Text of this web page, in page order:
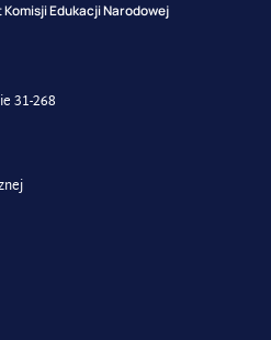
Edukacji Narodowej
31-268